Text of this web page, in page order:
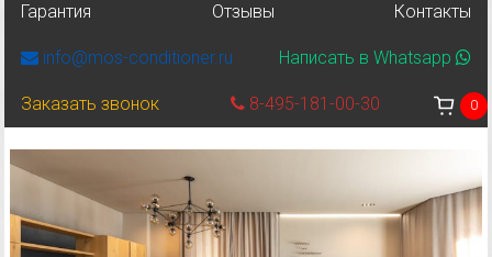
Гарантия Отзывы Контакты
info@mos-conditioner.ru Написать в Whatsapp
Заказать звонок 8-495-181-00-30 0